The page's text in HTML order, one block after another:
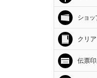
ショッ
クリ
伝票印